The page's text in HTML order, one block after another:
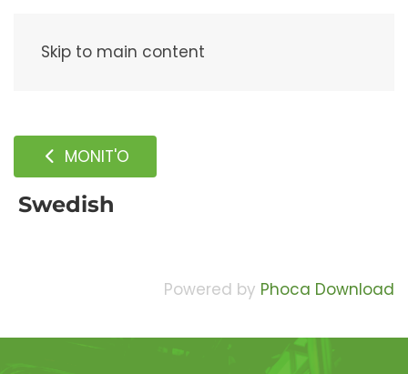
Skip to main content
MONIT'O
Swedish
Powered by Phoca Download